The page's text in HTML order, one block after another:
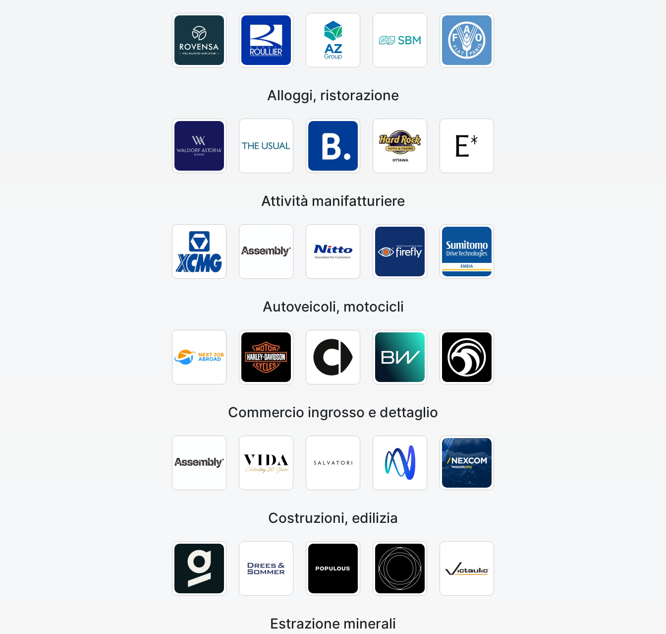
Alloggi, ristorazione
Attività manifatturiere
Autoveicoli, motocicli
Commercio ingrosso e dettaglio
Costruzioni, edilizia
Estrazione minerali